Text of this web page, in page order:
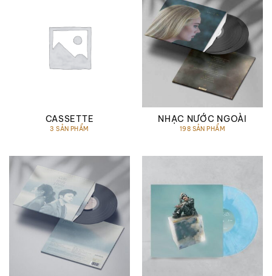
CASSETTE
3 SẢN PHẨM
NHẠC NƯỚC NGOÀI
198 SẢN PHẨM